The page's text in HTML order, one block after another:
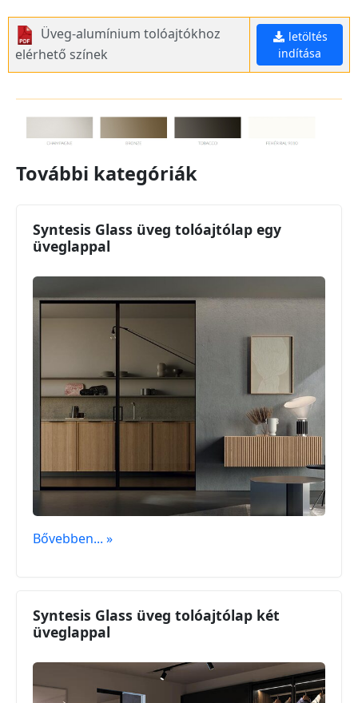
Üveg-alumínium tolóajtókhoz
elérhető színek
letöltés
indítása
További kategóriák
Syntesis Glass üveg tolóajtólap egy
üveglappal
Bővebben... »
Syntesis Glass üveg tolóajtólap két
üveglappal